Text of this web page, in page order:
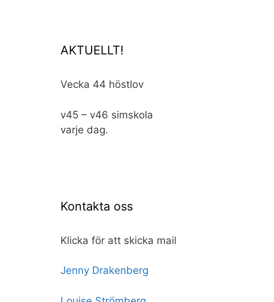
AKTUELLT!
Vecka 44 höstlov
v45 – v46 simskola
varje dag.
Kontakta oss
Klicka för att skicka mail
Jenny Drakenberg